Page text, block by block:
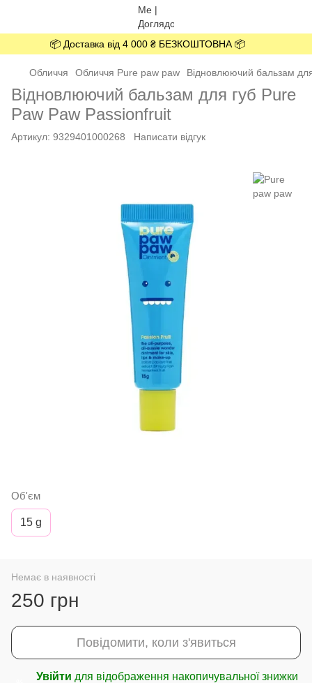
📦 Доставка від 4 000 ₴ БЕЗКОШТОВНА 📦
Обличчя Обличчя Pure paw paw Відновлюючий бальзам
Відновлюючий бальзам для губ Pure
Paw Paw Passionfruit
Артикул: 9329401000268 Написати відгук
Об'єм
15 g
Немає в наявності
250 грн
Повідомити, коли з'явиться
Увійти для відображення накопичувальної знижки